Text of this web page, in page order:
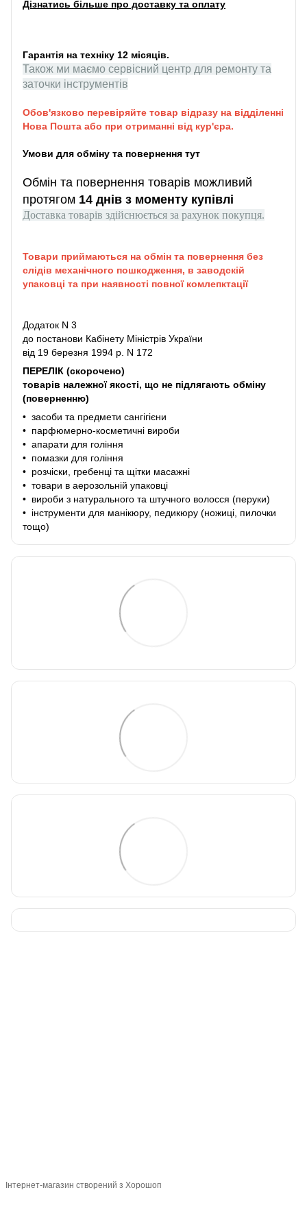
Дізнатись більше про доставку та оплату
Гарантія на техніку 12 місяців.
Також ми маємо сервісний центр для ремонту та
заточки інструментів
Обов'язково перевіряйте товар відразу на відділенні
Нова Пошта або при отриманні від кур'єра.
Умови для обміну та повернення тут
Обмін та повернення товарів можливий
протягом 14 днів з моменту купівлі
Доставка товарів здійснюється за рахунок покупця.
Товари приймаються на обмін та повернення без
слідів механічного пошкодження, в заводскій
упаковці та при наявності повної комлепктації
Додаток N 3
до постанови Кабінету Міністрів України
від 19 березня 1994 р. N 172
ПЕРЕЛІК (скорочено)
товарів належної якості, що не підлягають обміну
(поверненню)
• засоби та предмети сангігієни
• парфюмерно-косметичні вироби
• апарати для гоління
• помазки для гоління
• розчіски, гребенці та щітки масажні
• товари в аерозольній упаковці
• вироби з натурального та штучного волосся (перуки)
• інструменти для манікюру, педикюру (ножиці, пилочки
тощо)
Інтернет-магазин створений з Хорошоп